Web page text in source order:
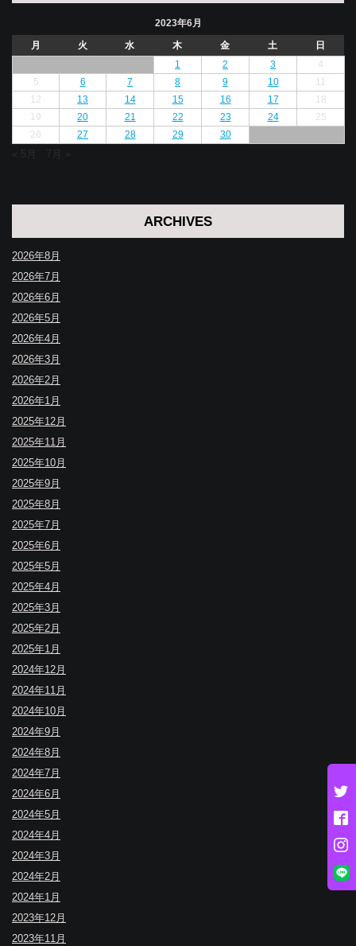
2023年6月
月
火 水 木 金 土
日
1
2 3
4
5
6 7 8 9 10
11
12
13 14 15 16 17
18
19
20 21 22 23 24
25
26
27 28 29 30
« 5月 7月 »
ARCHIVES
2026年8月
2026年7月
2026年6月
2026年5月
2026年4月
2026年3月
2026年2月
2026年1月
2025年12月
2025年11月
2025年10月
2025年9月
2025年8月
2025年7月
2025年6月
2025年5月
2025年4月
2025年3月
2025年2月
2025年1月
2024年12月
2024年11月
2024年10月
2024年9月
2024年8月
2024年7月
2024年6月
2024年5月
2024年4月
2024年3月
2024年2月
2024年1月
2023年12月
2023年11月